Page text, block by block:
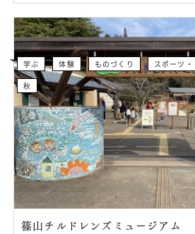
篠山チルドレンズミュージアム
学ぶ 体験 ものづくり スポーツ・
秋